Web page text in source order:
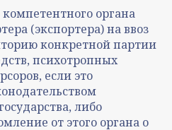
органа
(экспортера) на ввоз
конкретной партии
психотропных
если это
либо
от этого органа о